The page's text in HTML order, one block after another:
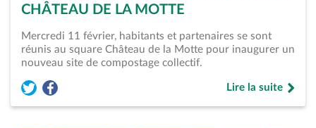
CHÂTEAU DE LA MOTTE
Mercredi 11 février, habitants et partenaires se sont
réunis au square Château de la Motte pour inaugurer un
nouveau site de compostage collectif.
Partager l'article « Compostage collectif : un nouveau site
Partager l'article « Compostage collectif : un nouveau
Lire la suite
de «